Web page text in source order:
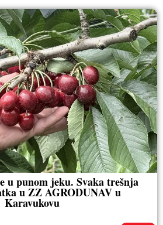
u punom jeku. Svaka trešnja
u ZZ AGRODUNAV u
Karavukovu